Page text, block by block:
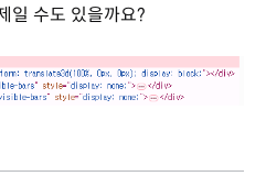
일 수도 있을까요?